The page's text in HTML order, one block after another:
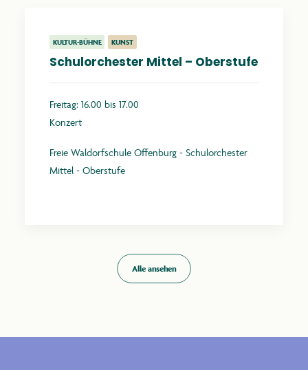
KULTUR-BÜHNE KUNST
Schulorchester Mittel – Oberstufe
Freitag: 16.00 bis 17.00
Konzert
Freie Waldorfschule Offenburg - Schulorchester
Mittel - Oberstufe
Alle ansehen